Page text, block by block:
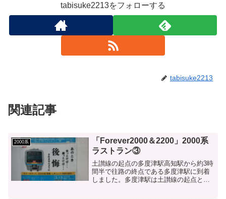
tabisuke2213をフォローする
tabisuke2213
関連記事
2000系
「Forever2000＆2200」2000系
ラストラン③
土讃線の起点の多度津駅高知駅から約3時
間半で往路の終点である多度津駅に到着
しました。多度津駅は土讃線の起点とな